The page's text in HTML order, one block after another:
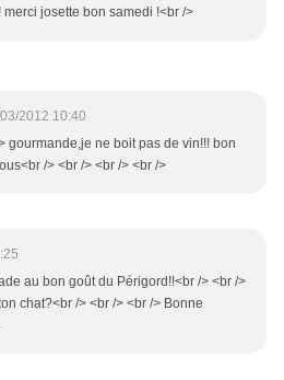
merci josette bon samedi !<br />
2012 10:40
gourmande,je ne boit pas de vin!!! bon
/> <br /> <br /> <br />
au bon goût du Périgord!!<br /> <br />
chat?<br /> <br /> <br /> Bonne